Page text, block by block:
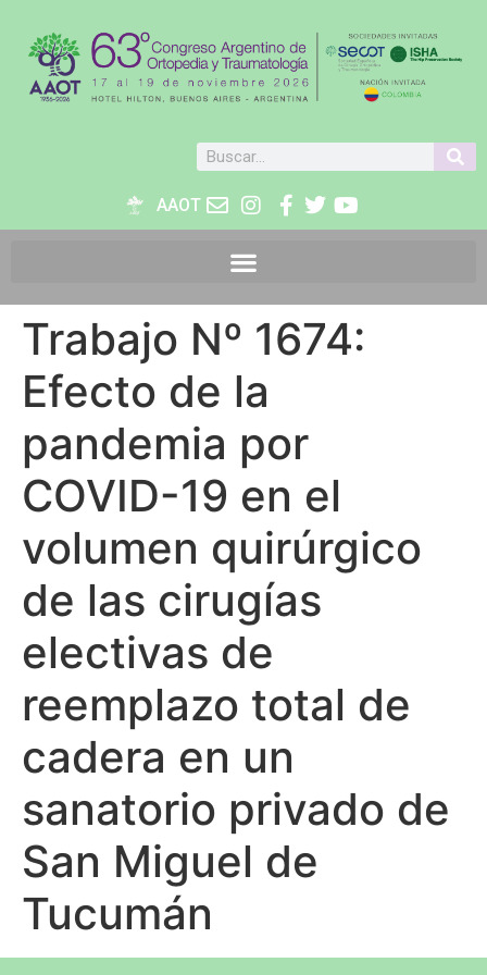
AAOT
Trabajo Nº 1674:
Efecto de la
pandemia por
COVID-19 en el
volumen quirúrgico
de las cirugías
electivas de
reemplazo total de
cadera en un
sanatorio privado de
San Miguel de
Tucumán